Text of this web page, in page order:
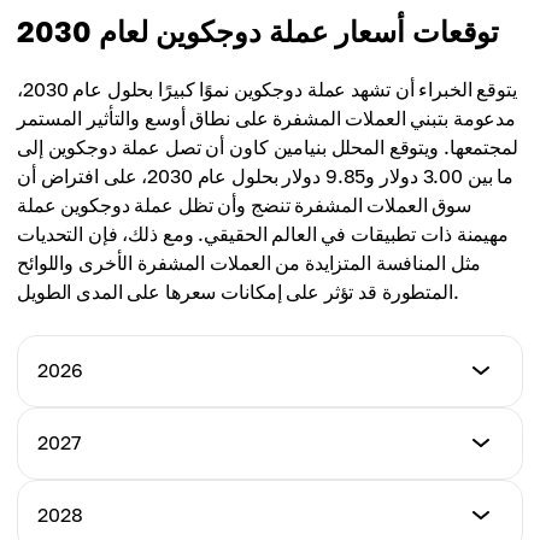
متوسط السعر
$1.55
الحد الأعلى للسعر
متوسط السعر
$1.62
الحد الأدنى للسعر
$1.60
الحد الأعلى للسعر
$1.75
متوسط السعر
$1.68
توقعات أسعار عملة دوجكوين لعام 2030
يتوقع الخبراء أن تشهد عملة دوجكوين نموًا كبيرًا بحلول عام 2030،
مدعومة بتبني العملات المشفرة على نطاق أوسع والتأثير المستمر
لمجتمعها. ويتوقع المحلل بنيامين كاون أن تصل عملة دوجكوين إلى
ما بين 3.00 دولار و9.85 دولار بحلول عام 2030، على افتراض أن
سوق العملات المشفرة تنضج وأن تظل عملة دوجكوين عملة
مهيمنة ذات تطبيقات في العالم الحقيقي. ومع ذلك، فإن التحديات
مثل المنافسة المتزايدة من العملات المشفرة الأخرى واللوائح
المتطورة قد تؤثر على إمكانات سعرها على المدى الطويل.
2026
أدنى سعر
أعلى سعر
2027
أدنى سعر
2028